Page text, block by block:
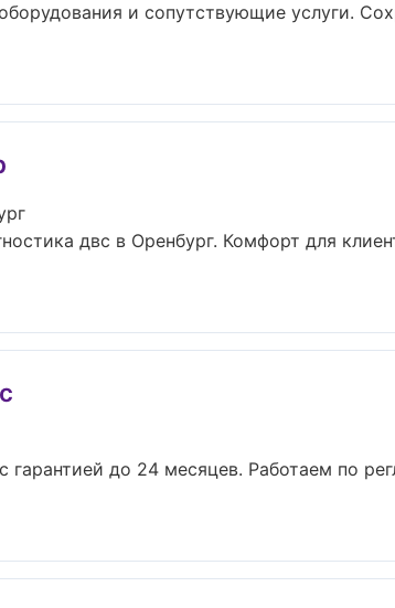
и сопутствующие услуги.
двс в Оренбург. Комфорт для
гарантией до 24 месяцев. Работаем по